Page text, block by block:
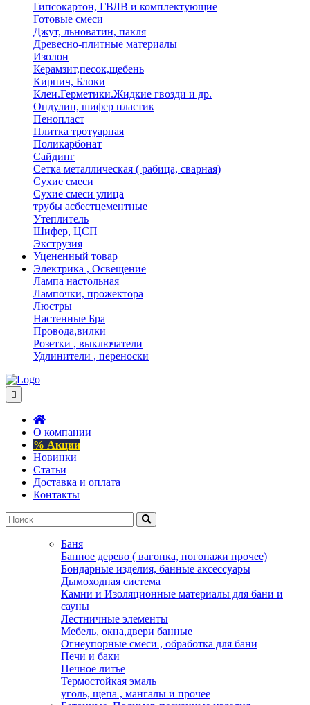
Гипсокартон, ГВЛВ и комплектующие
Готовые смеси
Джут, льноватин, пакля
Древесно-плитные материалы
Изолон
Керамзит,песок,щебень
Кирпич, Блоки
Клеи.Герметики.Жидкие гвозди и др.
Ондулин, шифер пластик
Пенопласт
Плитка тротуарная
Поликарбонат
Сайдинг
Сетка металлическая ( рабица, сварная)
Сухие смеси
Сухие смеси улица
трубы асбестцементные
Утеплитель
Шифер, ЦСП
Экструзия
Уцененный товар
Электрика , Освещение
Лампа настольная
Лампочки, прожектора
Люстры
Настенные Бра
Провода,вилки
Розетки , выключатели
Удлинители , переноски
О компании
% Акции
Новинки
Статьи
Доставка и оплата
Контакты
Баня
Банное дерево ( вагонка, погонажи прочее)
Бондарные изделия, банные аксессуары
Дымоходная система
Камни и Изоляционные материалы для бани и
сауны
Лестничные элементы
Мебель, окна,двери банные
Огнеупорные смеси , обработка для бани
Печи и баки
Печное литье
Термостойкая эмаль
уголь, щепа , мангалы и прочее